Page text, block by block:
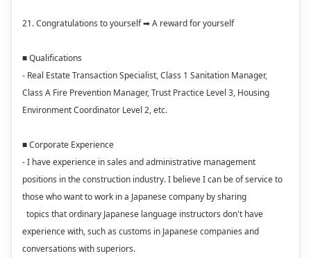
21. Congratulations to yourself ➡ A reward for yourself
■ Qualifications
- Real Estate Transaction Specialist, Class 1 Sanitation Manager,
Class A Fire Prevention Manager, Trust Practice Level 3, Housing
Environment Coordinator Level 2, etc.
■ Corporate Experience
- I have experience in sales and administrative management
positions in the construction industry. I believe I can be of service to
those who want to work in a Japanese company by sharing
topics that ordinary Japanese language instructors don't have
experience with, such as customs in Japanese companies and
conversations with superiors.